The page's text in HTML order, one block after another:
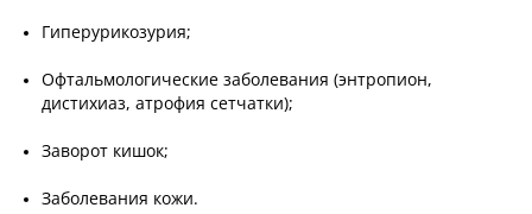
Гиперурикозурия;
Офтальмологические заболевания (энтропион,
дистихиаз, атрофия сетчатки);
Заворот кишок;
Заболевания кожи.